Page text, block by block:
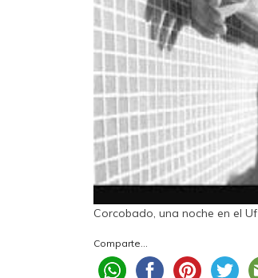
Corcobado, una noche en el Uf
Comparte...